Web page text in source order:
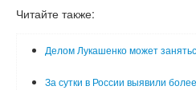
Читайте также:
Делом Лукашенко может
За сутки в России выявили